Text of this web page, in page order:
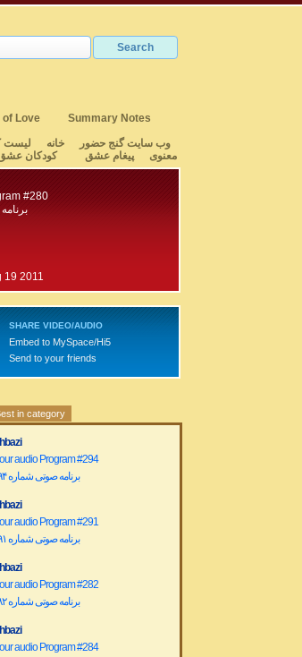
of Love
Summary Notes
وب سایت گنج حضور
خانه لیست
معنوی
پیغام عشق کودکان
#280
برنامه
19 2011
SHARE VIDEO/AUDIO
Embed to MySpace/Hi5
Send to your friends
in category
audio Program #294
برنامه صوتی شماره ۲۹۴ گنج حضور
audio Program #291
برنامه صوتی شماره ۲۹۱ گنج حضور
audio Program #282
برنامه صوتی شماره ۲۸۲ گنج حضور
audio Program #284